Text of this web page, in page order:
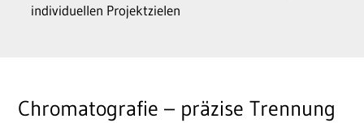
individuellen Projektzielen
Chromatografie – präzise Trennung